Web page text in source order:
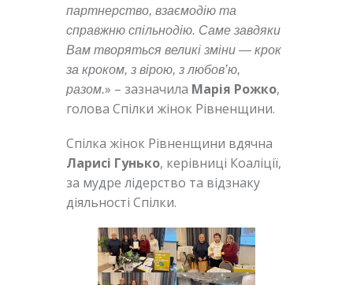
партнерство, взаємодію та
справжню спільнодію. Саме завдяки
Вам творяться великі зміни — крок
за кроком, з вірою, з любов’ю,
разом.» – зазначила Марія Рожко,
голова Спілки жінок Рівненщини.
Спілка жінок Рівненщини вдячна
Ларисі Гунько, керівниці Коаліції,
за мудре лідерство та відзнаку
діяльності Спілки.